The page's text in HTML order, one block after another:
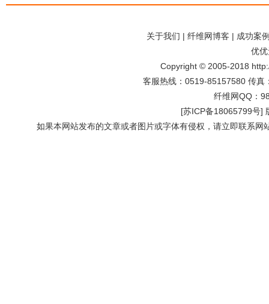
关于我们 | 纤维网博客 | 成功案
优
Copyright © 2005-2018
客服热线：0519-85157580 传真
纤维网QQ：
[苏ICP备18065799号]
如果本网站发布的文章或者图片或字体有侵权，请立即联系